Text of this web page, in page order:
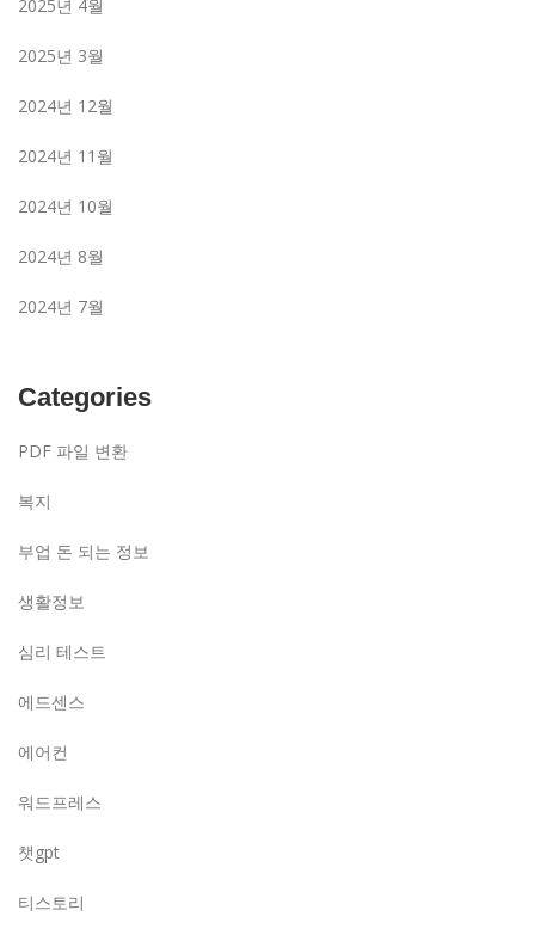
2025년 4월
2025년 3월
2024년 12월
2024년 11월
2024년 10월
2024년 8월
2024년 7월
Categories
PDF 파일 변환
복지
부업 돈 되는 정보
생활정보
심리 테스트
에드센스
에어컨
워드프레스
챗gpt
티스토리